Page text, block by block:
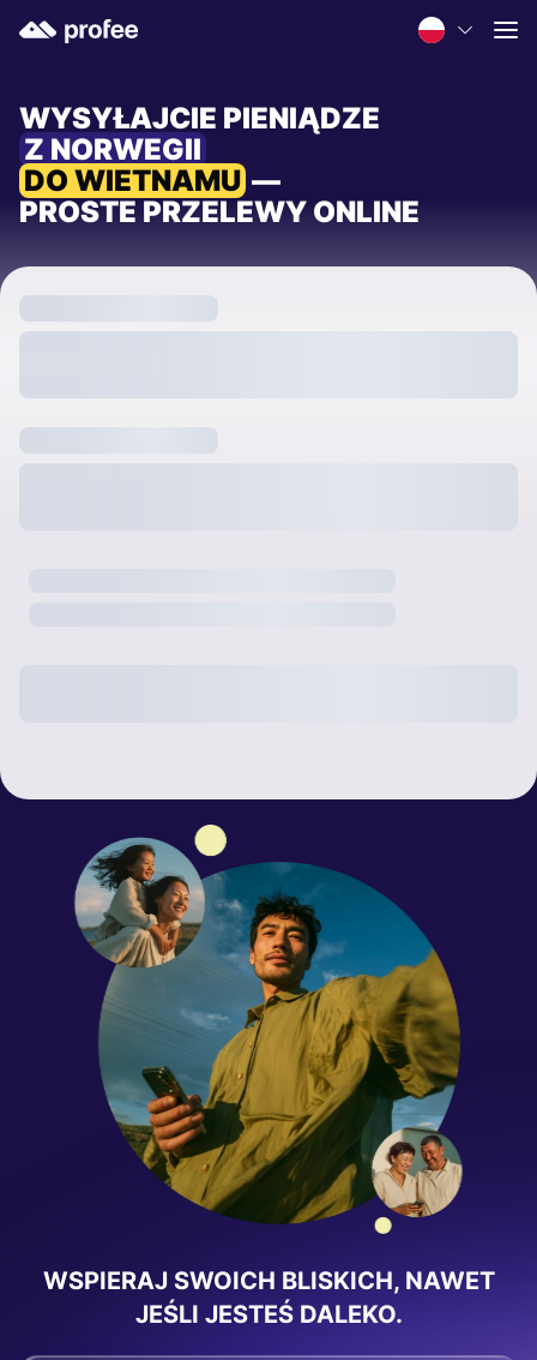
WYSYŁAJCIE PIENIĄDZE
Z NORWEGII
DO WIETNAMU —
PROSTE PRZELEWY ONLINE
WSPIERAJ SWOICH BLISKICH, NAWET
JEŚLI JESTEŚ DALEKO.